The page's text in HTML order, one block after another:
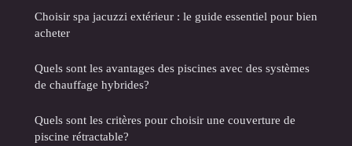
Choisir spa jacuzzi extérieur : le guide essentiel pour bien
acheter
Quels sont les avantages des piscines avec des systèmes
de chauffage hybrides?
Quels sont les critères pour choisir une couverture de
piscine rétractable?